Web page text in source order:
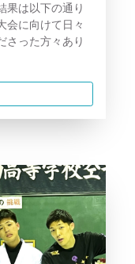
果は以下の通り
会に向けて日々
さった方々あり